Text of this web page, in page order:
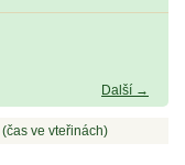
Další →
(čas ve vteřinách)